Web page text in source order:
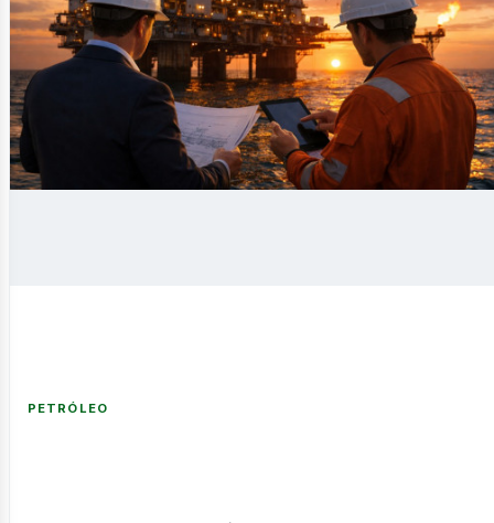
PETRÓLEO